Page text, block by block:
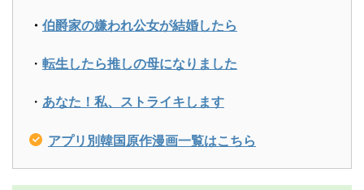
・ 伯爵家の嫌われ公女が結婚したら
・ 転生したら推しの母になりました
・ あなた！私、ストライキします
アプリ別韓国原作漫画一覧はこちら